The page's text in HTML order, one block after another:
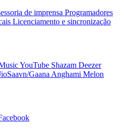
de imprensa Programadores
Licenciamento e sincronização
YouTube Shazam Deezer
Gaana Anghami Melon